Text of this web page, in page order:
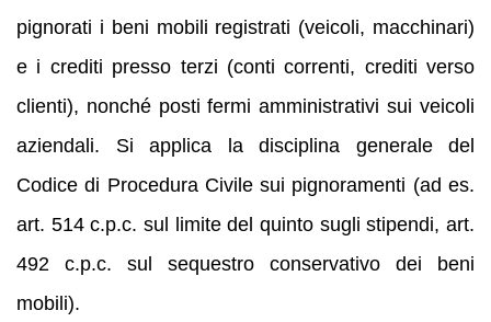
pignorati i beni mobili registrati (veicoli, macchinari)
e i crediti presso terzi (conti correnti, crediti verso
clienti), nonché posti fermi amministrativi sui veicoli
aziendali. Si applica la disciplina generale del
Codice di Procedura Civile sui pignoramenti (ad es.
art. 514 c.p.c. sul limite del quinto sugli stipendi, art.
492 c.p.c. sul sequestro conservativo dei beni
mobili).